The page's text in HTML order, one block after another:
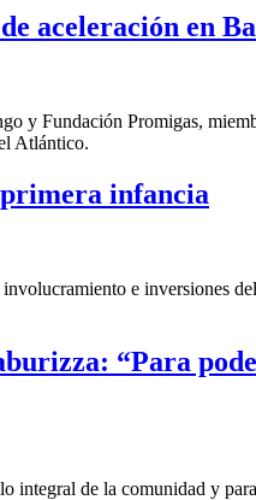
aceleración en
y Fundación Promigas,
Atlántico.
primera infancia
e inversiones
“Para
de la comunidad y